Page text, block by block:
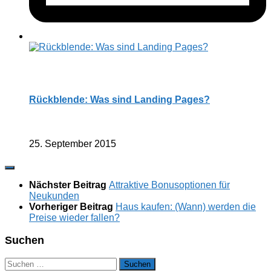
Rückblende: Was sind Landing Pages?
25. September 2015
Nächster Beitrag Attraktive Bonusoptionen für
Neukunden
Vorheriger Beitrag Haus kaufen: (Wann) werden die
Preise wieder fallen?
Suchen
Suchen
nach: